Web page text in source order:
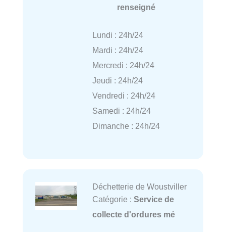
renseigné
Lundi : 24h/24
Mardi : 24h/24
Mercredi : 24h/24
Jeudi : 24h/24
Vendredi : 24h/24
Samedi : 24h/24
Dimanche : 24h/24
Déchetterie de Woustviller
Catégorie : Service de
collecte d'ordures mé